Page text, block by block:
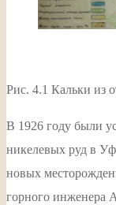
Рис. 4.1 Кальки из
В 1926 году были
никелевых руд в
новых
горного инженера